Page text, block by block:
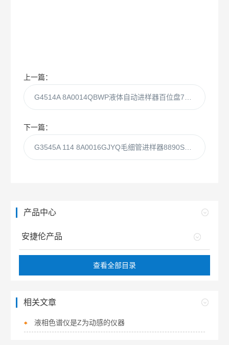
上一篇：
下一篇：
产品中心
安捷伦产品
查看全部目录
相关文章
液相色谱仪是Z为动感的仪器